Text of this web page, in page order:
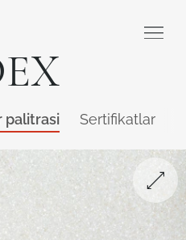
palitrasi Sertifikatlar
yuritasiz?